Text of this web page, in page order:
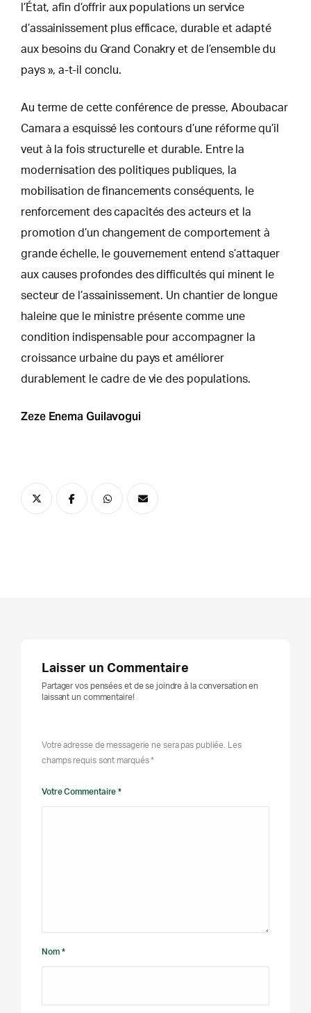
l’État, afin d’offrir aux populations un service
d’assainissement plus efficace, durable et adapté
aux besoins du Grand Conakry et de l’ensemble du
pays », a-t-il conclu.
Au terme de cette conférence de presse, Aboubacar
Camara a esquissé les contours d’une réforme qu’il
veut à la fois structurelle et durable. Entre la
modernisation des politiques publiques, la
mobilisation de financements conséquents, le
renforcement des capacités des acteurs et la
promotion d’un changement de comportement à
grande échelle, le gouvernement entend s’attaquer
aux causes profondes des difficultés qui minent le
secteur de l’assainissement. Un chantier de longue
haleine que le ministre présente comme une
condition indispensable pour accompagner la
croissance urbaine du pays et améliorer
durablement le cadre de vie des populations.
Zeze Enema Guilavogui
Laisser un Commentaire
Partager vos pensées et de se joindre à la conversation en
laissant un commentaire!
Votre adresse de messagerie ne sera pas publiée. Les
champs requis sont marqués *
Votre Commentaire *
Nom *